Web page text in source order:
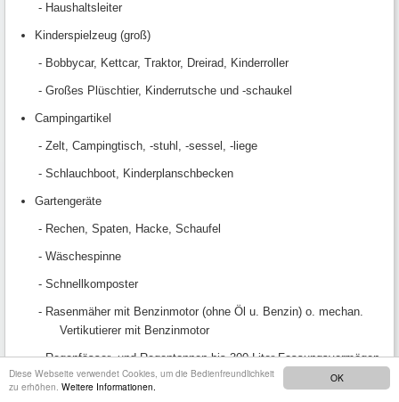
OK
Diese Webseite verwendet Cookies, um die Bedienfreundlichkeit
zu erhöhen. Weitere Informationen.
- Haushaltsleiter
Kinderspielzeug (groß)
- Bobbycar, Kettcar, Traktor, Dreirad, Kinderroller
- Großes Plüschtier, Kinderrutsche und -schaukel
Campingartikel
- Zelt, Campingtisch, -stuhl, -sessel, -liege
- Schlauchboot, Kinderplanschbecken
Gartengeräte
- Rechen, Spaten, Hacke, Schaufel
- Wäschespinne
- Schnellkomposter
- Rasenmäher mit Benzinmotor (ohne Öl u. Benzin) o. mechan.
Vertikutierer mit Benzinmotor
- Regenfässer- und Regentonnen bis 300 Liter Fassungsvermögen
Gartenmöbel